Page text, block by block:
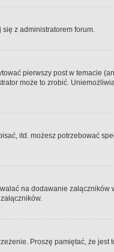
z administratorem forum.
pierwszy post w temacie
może to zrobić.
itd. możesz potrzebować
na dodawanie
Proszę pamiętać, że